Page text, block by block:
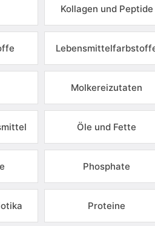
Kollagen und Peptide
Molkereizutaten
Öle und Fette
Phosphate
Proteine